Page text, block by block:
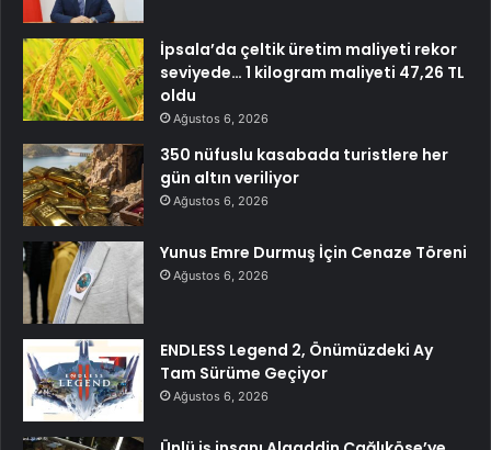
İpsala’da çeltik üretim maliyeti rekor
seviyede… 1 kilogram maliyeti 47,26 TL
oldu
Ağustos 6, 2026
350 nüfuslu kasabada turistlere her
gün altın veriliyor
Ağustos 6, 2026
Yunus Emre Durmuş İçin Cenaze Töreni
Ağustos 6, 2026
ENDLESS Legend 2, Önümüzdeki Ay
Tam Sürüme Geçiyor
Ağustos 6, 2026